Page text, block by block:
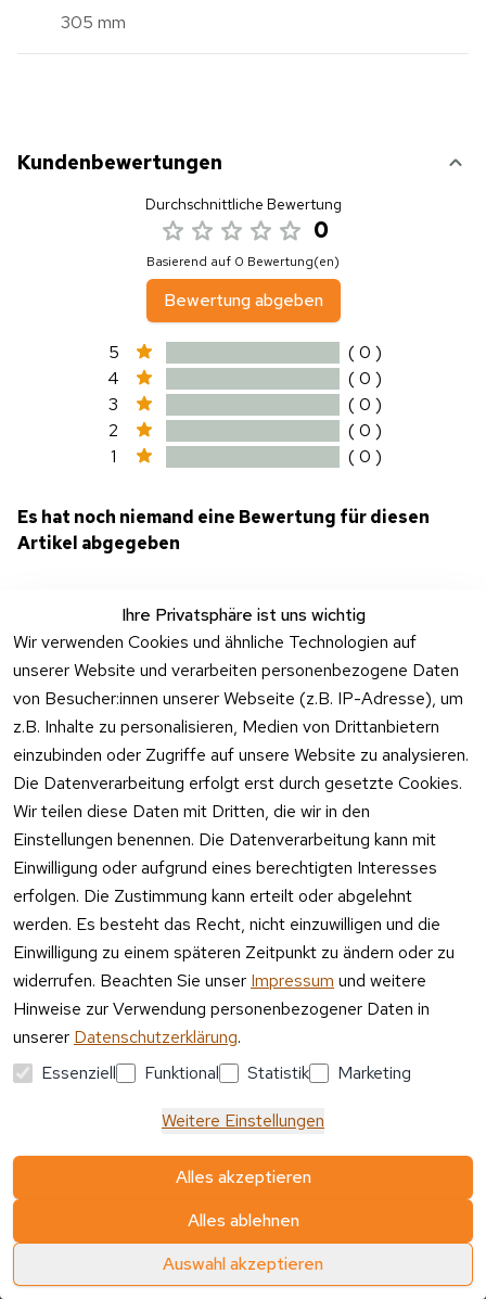
305 mm
Kundenbewertungen
Durchschnittliche Bewertung
0
Basierend auf 0 Bewertung(en)
Bewertung abgeben
5
( 0 )
4
( 0 )
3
( 0 )
2
( 0 )
1
( 0 )
Es hat noch niemand eine Bewertung für diesen
Artikel abgegeben
EU-Verantwortliche Person - klicken Sie für Details
Zubehör
Ähnliche Produkte
Ihre Privatsphäre ist uns wichtig
Wir verwenden Cookies und ähnliche Technologien auf
unserer Website und verarbeiten personenbezogene Daten
von Besucher:innen unserer Webseite (z.B. IP-Adresse), um
z.B. Inhalte zu personalisieren, Medien von Drittanbietern
einzubinden oder Zugriffe auf unsere Website zu analysieren.
Die Datenverarbeitung erfolgt erst durch gesetzte Cookies.
Wir teilen diese Daten mit Dritten, die wir in den
Einstellungen benennen. Die Datenverarbeitung kann mit
Einwilligung oder aufgrund eines berechtigten Interesses
erfolgen. Die Zustimmung kann erteilt oder abgelehnt
werden. Es besteht das Recht, nicht einzuwilligen und die
Einwilligung zu einem späteren Zeitpunkt zu ändern oder zu
widerrufen. Beachten Sie unser Impressum und weitere
Hinweise zur Verwendung personenbezogener Daten in
unserer Datenschutzerklärung.
Essenziell
Funktional Statistik Marketing
Weitere Einstellungen
Alles akzeptieren
Alles ablehnen
Auswahl akzeptieren
ng
Kontakt
Registrieren
Kontaktmö
glichkeiten:
E-Mail
gsarten&
Siegel